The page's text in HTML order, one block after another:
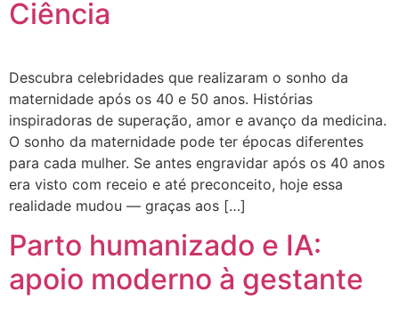
Ciência
Descubra celebridades que realizaram o sonho da
maternidade após os 40 e 50 anos. Histórias
inspiradoras de superação, amor e avanço da medicina.
O sonho da maternidade pode ter épocas diferentes
para cada mulher. Se antes engravidar após os 40 anos
era visto com receio e até preconceito, hoje essa
realidade mudou — graças aos […]
Parto humanizado e IA:
apoio moderno à gestante